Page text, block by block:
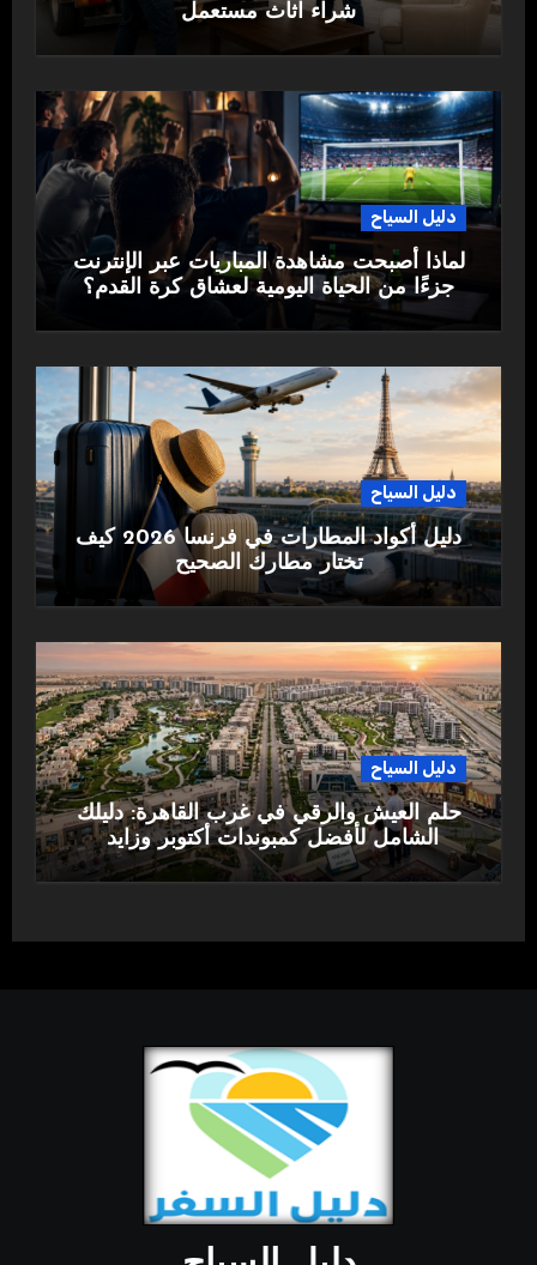
شراء اثاث مستعمل
دليل السياح
لماذا أصبحت مشاهدة المباريات عبر الإنترنت
جزءًا من الحياة اليومية لعشاق كرة القدم؟
دليل السياح
دليل أكواد المطارات في فرنسا 2026 كيف
تختار مطارك الصحيح
دليل السياح
حلم العيش والرقي في غرب القاهرة: دليلك
الشامل لأفضل كمبوندات أكتوبر وزايد